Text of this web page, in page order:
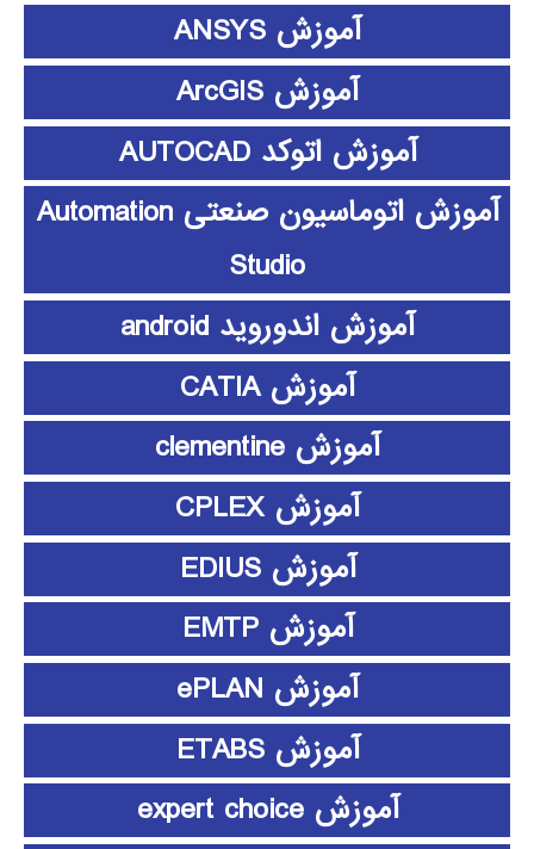
آموزش ANSYS
آموزش ArcGIS
آموزش اتوکد AUTOCAD
آموزش اتوماسیون صنعتی Automation
Studio
آموزش اندوروید android
آموزش CATIA
آموزش clementine
آموزش CPLEX
آموزش EDIUS
آموزش EMTP
آموزش ePLAN
آموزش ETABS
آموزش expert choice